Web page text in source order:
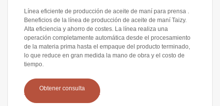
Línea eficiente de producción de aceite de maní para prensa .
Beneficios de la línea de producción de aceite de maní Taizy.
Alta eficiencia y ahorro de costes. La línea realiza una
operación completamente automática desde el procesamiento
de la materia prima hasta el empaque del producto terminado,
lo que reduce en gran medida la mano de obra y el costo de
tiempo.
Obtener consulta